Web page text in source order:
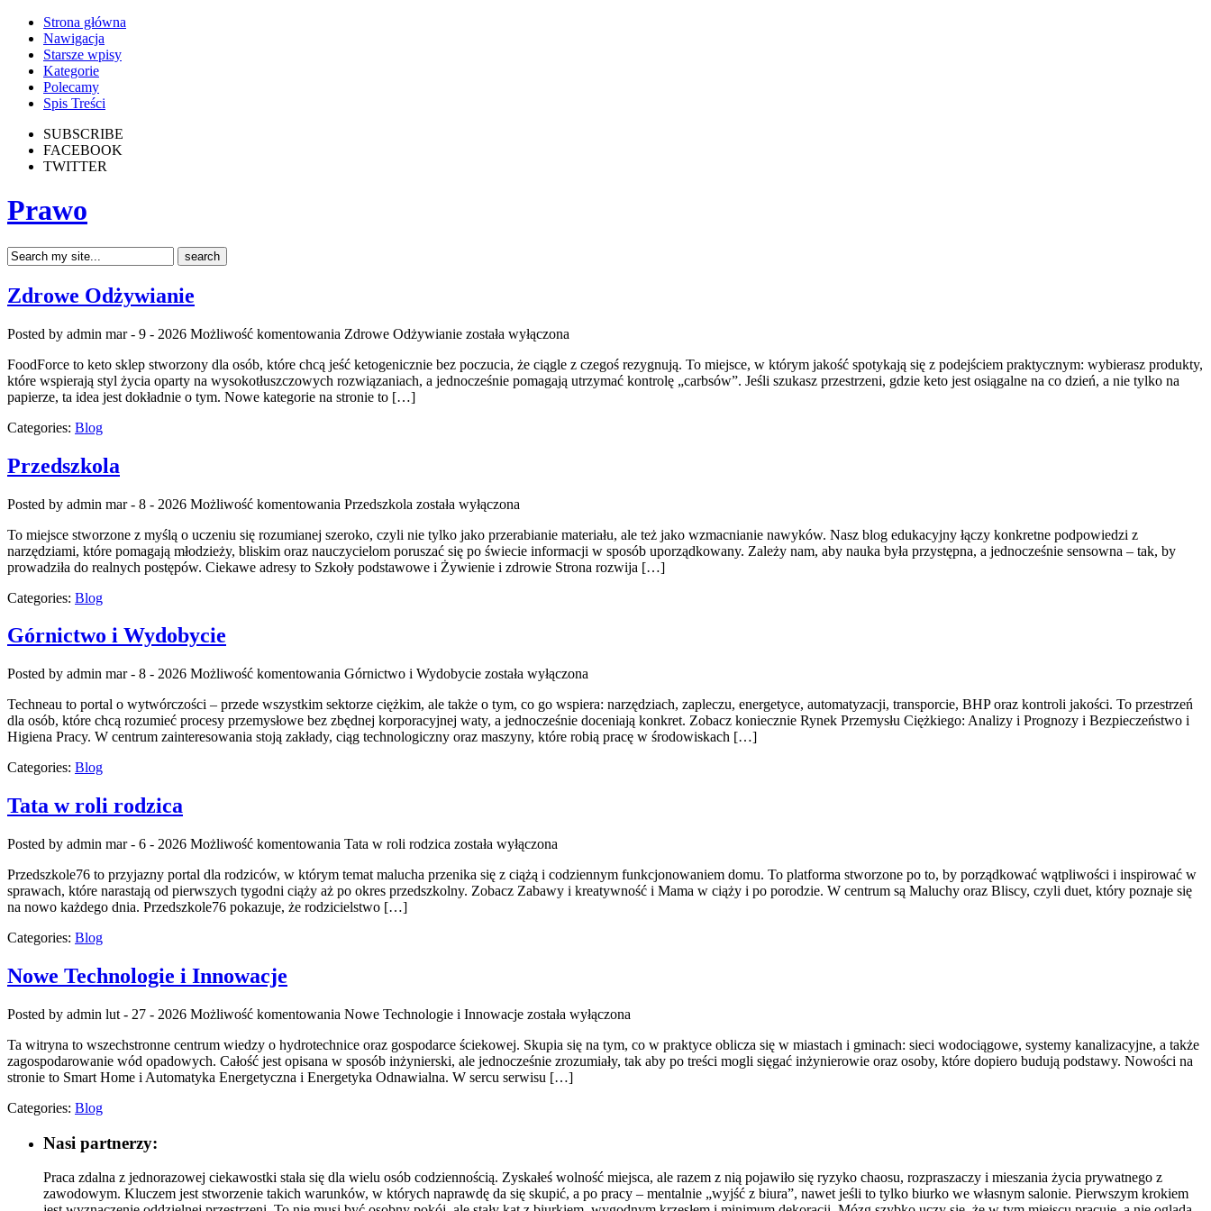
Strona główna
Nawigacja
Starsze wpisy
Kategorie
Polecamy
Spis Treści
SUBSCRIBE
FACEBOOK
TWITTER
Prawo
Zdrowe Odżywianie
Posted by admin mar - 9 - 2026 Możliwość komentowania Zdrowe Odżywianie została wyłączona
FoodForce to keto sklep stworzony dla osób, które chcą jeść ketogenicznie bez poczucia, że ciągle z czegoś rezygnują. To miejsce, w którym jakość spotykają się z podejściem praktycznym: wybierasz produkty,
które wspierają styl życia oparty na wysokotłuszczowych rozwiązaniach, a jednocześnie pomagają utrzymać kontrolę „carbsów”. Jeśli szukasz przestrzeni, gdzie keto jest osiągalne na co dzień, a nie tylko na
papierze, ta idea jest dokładnie o tym. Nowe kategorie na stronie to […]
Categories: Blog
Przedszkola
Posted by admin mar - 8 - 2026 Możliwość komentowania Przedszkola została wyłączona
To miejsce stworzone z myślą o uczeniu się rozumianej szeroko, czyli nie tylko jako przerabianie materiału, ale też jako wzmacnianie nawyków. Nasz blog edukacyjny łączy konkretne podpowiedzi z
narzędziami, które pomagają młodzieży, bliskim oraz nauczycielom poruszać się po świecie informacji w sposób uporządkowany. Zależy nam, aby nauka była przystępna, a jednocześnie sensowna – tak, by
prowadziła do realnych postępów. Ciekawe adresy to Szkoły podstawowe i Żywienie i zdrowie Strona rozwija […]
Categories: Blog
Górnictwo i Wydobycie
Posted by admin mar - 8 - 2026 Możliwość komentowania Górnictwo i Wydobycie została wyłączona
Techneau to portal o wytwórczości – przede wszystkim sektorze ciężkim, ale także o tym, co go wspiera: narzędziach, zapleczu, energetyce, automatyzacji, transporcie, BHP oraz kontroli jakości. To przestrzeń
dla osób, które chcą rozumieć procesy przemysłowe bez zbędnej korporacyjnej waty, a jednocześnie doceniają konkret. Zobacz koniecznie Rynek Przemysłu Ciężkiego: Analizy i Prognozy i Bezpieczeństwo i
Higiena Pracy. W centrum zainteresowania stoją zakłady, ciąg technologiczny oraz maszyny, które robią pracę w środowiskach […]
Categories: Blog
Tata w roli rodzica
Posted by admin mar - 6 - 2026 Możliwość komentowania Tata w roli rodzica została wyłączona
Przedszkole76 to przyjazny portal dla rodziców, w którym temat malucha przenika się z ciążą i codziennym funkcjonowaniem domu. To platforma stworzone po to, by porządkować wątpliwości i inspirować w
sprawach, które narastają od pierwszych tygodni ciąży aż po okres przedszkolny. Zobacz Zabawy i kreatywność i Mama w ciąży i po porodzie. W centrum są Maluchy oraz Bliscy, czyli duet, który poznaje się
na nowo każdego dnia. Przedszkole76 pokazuje, że rodzicielstwo […]
Categories: Blog
Nowe Technologie i Innowacje
Posted by admin lut - 27 - 2026 Możliwość komentowania Nowe Technologie i Innowacje została wyłączona
Ta witryna to wszechstronne centrum wiedzy o hydrotechnice oraz gospodarce ściekowej. Skupia się na tym, co w praktyce oblicza się w miastach i gminach: sieci wodociągowe, systemy kanalizacyjne, a także
zagospodarowanie wód opadowych. Całość jest opisana w sposób inżynierski, ale jednocześnie zrozumiały, tak aby po treści mogli sięgać inżynierowie oraz osoby, które dopiero budują podstawy. Nowości na
stronie to Smart Home i Automatyka Energetyczna i Energetyka Odnawialna. W sercu serwisu […]
Categories: Blog
Nasi partnerzy:
Praca zdalna z jednorazowej ciekawostki stała się dla wielu osób codziennością. Zyskałeś wolność miejsca, ale razem z nią pojawiło się ryzyko chaosu, rozpraszaczy i mieszania życia prywatnego z
zawodowym. Kluczem jest stworzenie takich warunków, w których naprawdę da się skupić, a po pracy – mentalnie „wyjść z biura”, nawet jeśli to tylko biurko we własnym salonie. Pierwszym krokiem